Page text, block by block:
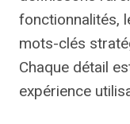
fonctionnalités,
mots-clés
Chaque détail
expérience